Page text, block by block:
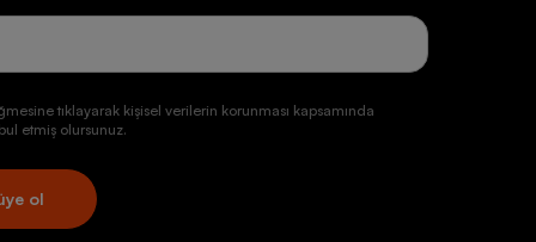
tıklayarak kişisel verilerin korunması kapsamında
etmiş olursunuz.
ol